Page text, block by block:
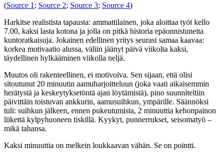
(Source 1 ; Source 2; Source 3; Source 4)
Harkitse realistista tapausta: ammattilainen, joka aloittaa työt kello
7.00, kaksi lasta kotona ja jolla on pitkä historia epäonnistuneita
kuntoratkaisuja. Jokainen edellinen yritys seurasi samaa kaavaa:
korkea motivaatio alussa, väliin jäänyt päivä viikolta kaksi,
täydellinen hylkääminen viikolla neljä.
Muutos oli rakenteellinen, ei motivoiva. Sen sijaan, että olisi
sitoutunut 20 minuutin aamuharjoitteluun (joka vaati aikaisemmin
herätystä ja keskeytyksetöntä ajan löytämistä), pino suunniteltiin
päivittäin toistuvan ankkurin, aamusuihkun, ympärille. Säännöksi
tuli: suihkun jälkeen, ennen pukeutumista, 2 minuuttia kehonpainon
liikettä kylpyhuoneen tiskillä. Kyykyt, punnerrukset, seisomatyö –
mikä tahansa.
Kaksi minuuttia on melkein loukkaavan vähän. Se on pointti.